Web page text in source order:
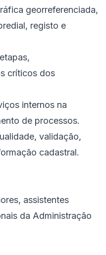
georreferenciada,
registo e
críticos dos
internos na
de processos.
validação,
cadastral.
assistentes
da Administração